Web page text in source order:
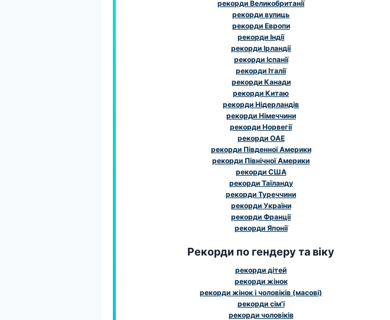
рекорди Великобританії
рекорди вулиць
рекорди Европи
рекорди Індії
рекорди Ірландії
рекорди Іспанії
рекорди Італії
рекорди Канади
рекорди Китаю
рекорди Нідерландів
рекорди Німеччини
рекорди Норвегії
рекорди ОАЕ
рекорди Південної Америки
рекорди Північної Америки
рекорди США
рекорди Таїланду
рекорди Туреччини
рекорди України
рекорди Франції
рекорди Японії
Рекорди по гендеру та віку
рекорди дітей
рекорди жінок
рекорди жінок і чоловіків (масові)
рекорди сім'ї
рекорди чоловіків